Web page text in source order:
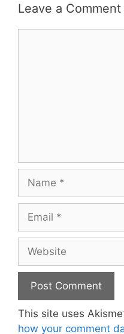
Leave a Comment
This site uses
how your comment